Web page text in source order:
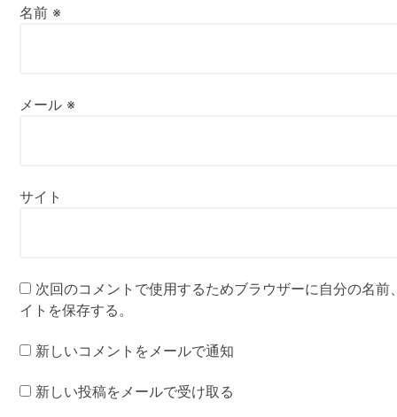
名前 ※
メール ※
サイト
次回のコメントで使用するためブラウザーに自分の名前
イトを保存する。
新しいコメントをメールで通知
新しい投稿をメールで受け取る